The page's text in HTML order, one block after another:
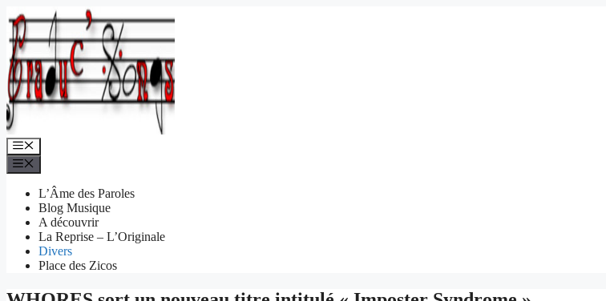
Aller
au
contenu
Menu
L’Âme des Paroles
Blog Musique
A découvrir
La Reprise – L’Originale
Divers
Place des Zicos